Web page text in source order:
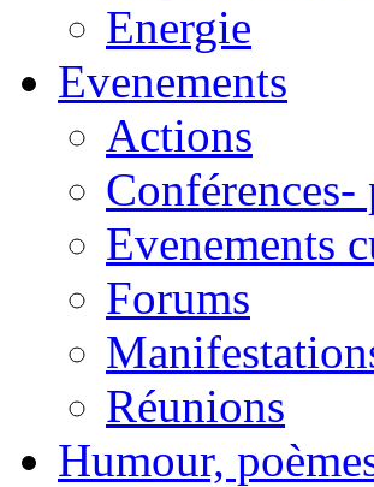
Energie
Evenements
Actions
Evenements
Forums
Réunions
Humour,